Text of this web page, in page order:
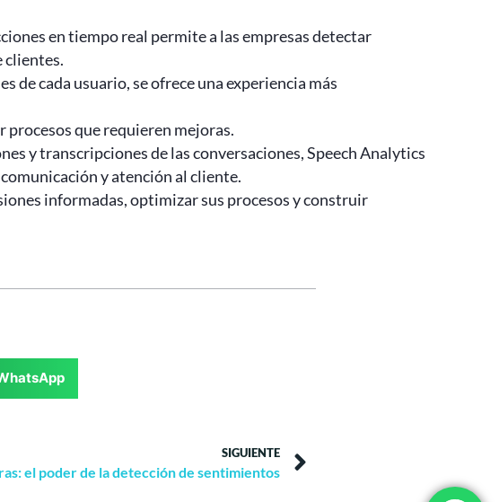
en tiempo real permite a las empresas detectar
clientes.
de cada usuario, se ofrece una experiencia más
procesos que requieren mejoras.
y transcripciones de las conversaciones, Speech Analytics
y atención al cliente.
informadas, optimizar sus procesos y construir
SIGUIENTE
el poder de la detección de sentimientos